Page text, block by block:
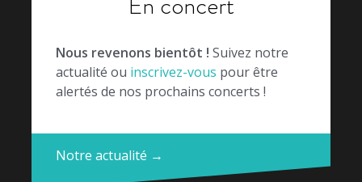
Nous revenons bientôt ! Suivez notre
actualité ou inscrivez-vous pour être
alertés de nos prochains concerts !
Notre actualité →